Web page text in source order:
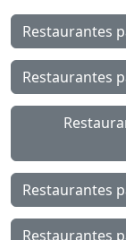
Restaurantes
Restaurantes
Restaurantes
Restaurantes